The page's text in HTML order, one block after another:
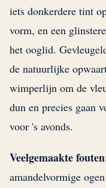
iets donkerdere tint
vorm, en een
het ooglid.
de natuurlijke
wimperlijn om de
dun en precies gaan
voor 's avonds.
Veelgemaakte
amandelvormige